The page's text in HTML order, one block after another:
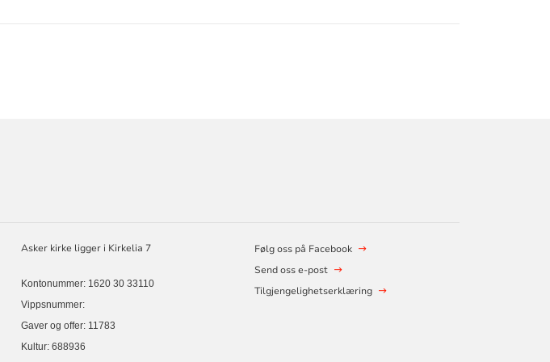
Asker kirke ligger i Kirkelia 7
Kontonummer: 1620 30 33110
Vippsnummer:
Gaver og offer: 11783
Kultur: 688936
Følg oss på Facebook
Send oss e-post
Tilgjengelighetserklæring